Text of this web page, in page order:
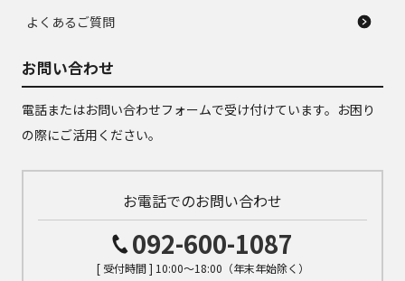
よくあるご質問
お問い合わせ
電話またはお問い合わせフォームで受け付けています。お困り
の際にご活用ください。
お電話でのお問い合わせ
092-600-1087
[ 受付時間 ] 10:00～18:00（年末年始除く）